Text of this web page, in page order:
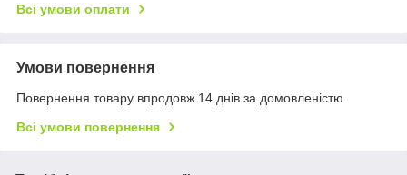
Всі умови оплати
Умови повернення
Повернення товару впродовж 14 днів за домовленістю
Всі умови повернення